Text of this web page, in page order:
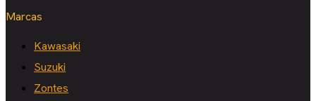
Marcas
Kawasaki
Suzuki
Zontes